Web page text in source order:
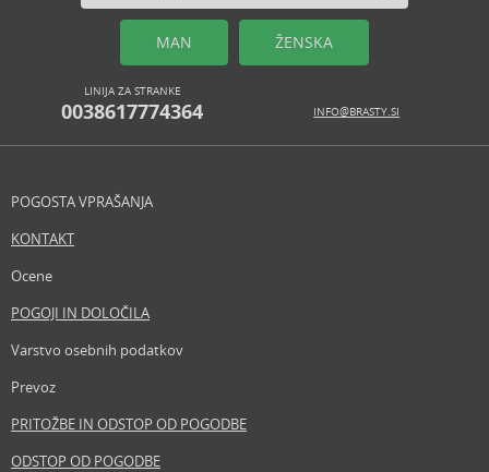
MAN ŽENSKA
LINIJA ZA STRANKE
0038617774364 INFO@BRASTY.SI
POGOSTA VPRAŠANJA
KONTAKT
Ocene
POGOJI IN DOLOČILA
Varstvo osebnih podatkov
Prevoz
PRITOŽBE IN ODSTOP OD POGODBE
ODSTOP OD POGODBE